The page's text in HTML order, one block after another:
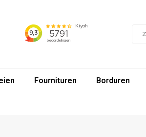
Fournituren Borduren